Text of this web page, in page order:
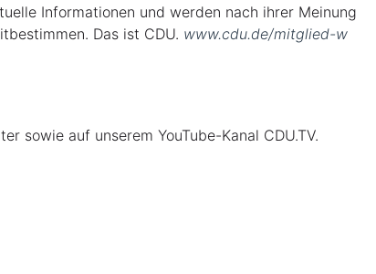
Infor­ma­tio­nen und wer­den nach ihrer Mei­nung
Das ist CDU. www​.cdu​.de/​m​i​t​g​l​i​e​d​-​w​
sowie auf unse­rem You­Tube-Kanal CDU​.TV.